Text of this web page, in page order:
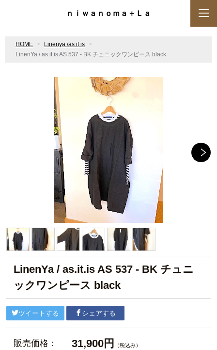
ｎｉｗａｎｏｍａ＋Ｌａ
HOME
Linenya /as it is
LinenYa / as.it.is AS 537 - BK チュニックワンピース black
LinenYa / as.it.is AS 537 - BK チュニ
ックワンピース black
ツイートする シェアする
販売価格： 31,900円 （税込み）